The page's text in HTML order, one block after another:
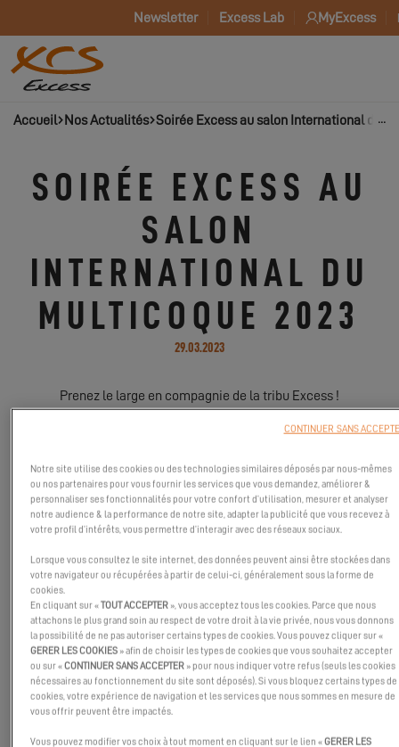
Newsletter Excess Lab MyExcess
Accueil Nos Actualités Soirée Excess au salon International du
SOIRÉE EXCESS AU
SALON
INTERNATIONAL DU
MULTICOQUE 2023
29.03.2023
Prenez le large en compagnie de la tribu Excess !
Comme vous le savez déjà, Excess sera présent auSalon
Notre site utilise des cookies ou des technologies similaires déposés par nous-mêmes
ou nos partenaires pour vous fournir les services que vous demandez, améliorer &
personnaliser ses fonctionnalités pour votre confort d’utilisation, mesurer et analyser
notre audience & la performance de notre site, adapter la publicité que vous recevez à
votre profil d’intérêts, vous permettre d’interagir avec des réseaux sociaux.
Lorsque vous consultez le site internet, des données peuvent ainsi être stockées dans
votre navigateur ou récupérées à partir de celui-ci, généralement sous la forme de
cookies.
En cliquant sur «TOUT ACCEPTER », vous acceptez tous les cookies. Parce que nous
attachons le plus grand soin au respect de votre droit à la vie privée, nous vous donnons
la possibilité de ne pas autoriser certains types de cookies. Vous pouvez cliquer sur «
GERER LES COOKIES » afin de choisir les types de cookies que vous souhaitez accepter
ou sur «CONTINUER SANS ACCEPTER » pour nous indiquer votre refus (seuls les cookies
nécessaires au fonctionnement du site sont déposés). Si vous bloquez certains types de
cookies, votre expérience de navigation et les services que nous sommes en mesure de
vous offrir peuvent être impactés.
Vous pouvez modifier vos choix à tout moment en cliquant sur le lien «GERER LES
CONTINUER SANS